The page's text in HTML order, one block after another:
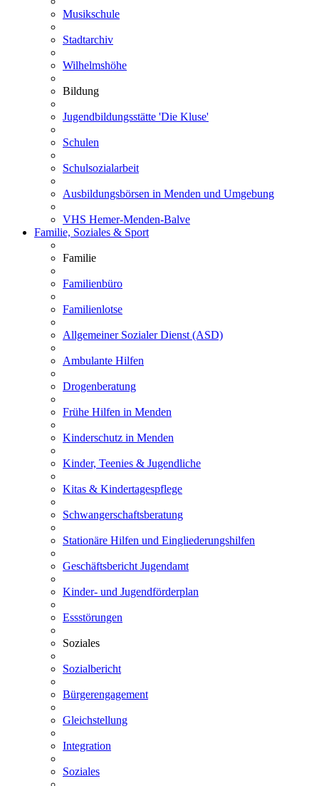
Musikschule
Stadtarchiv
Wilhelmshöhe
Bildung
Jugendbildungsstätte 'Die Kluse'
Schulen
Schulsozialarbeit
Ausbildungsbörsen in Menden und Umgebung
VHS Hemer-Menden-Balve
Familie, Soziales & Sport
Familie
Familienbüro
Familienlotse
Allgemeiner Sozialer Dienst (ASD)
Ambulante Hilfen
Drogenberatung
Frühe Hilfen in Menden
Kinderschutz in Menden
Kinder, Teenies & Jugendliche
Kitas & Kindertagespflege
Schwangerschaftsberatung
Stationäre Hilfen und Eingliederungshilfen
Geschäftsbericht Jugendamt
Kinder- und Jugendförderplan
Essstörungen
Soziales
Sozialbericht
Bürgerengagement
Gleichstellung
Integration
Soziales